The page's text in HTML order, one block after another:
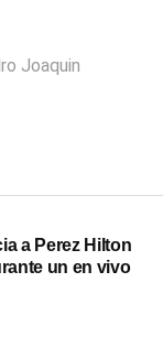
Joaquin
a Perez Hilton
un en vivo